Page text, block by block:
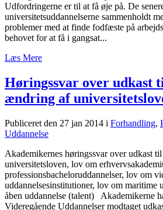
Udfordringerne er til at få øje på. De
universitetsuddannelserne sammenholdt
problemer med at finde fodfæste på
behovet for at få i gangsat...
Læs Mere
Høringssvar over udkast
ændring af
Publiceret den 27 jan 2014 i Forhandling,
Uddannelse
Akademikernes høringssvar over udkast
universitetsloven, lov om
professionsbacheloruddannelser, lov om
uddannelsesinstitutioner, lov om maritime
åben uddannelse (talent) Akademikerne
Videregående Uddannelser modtaget